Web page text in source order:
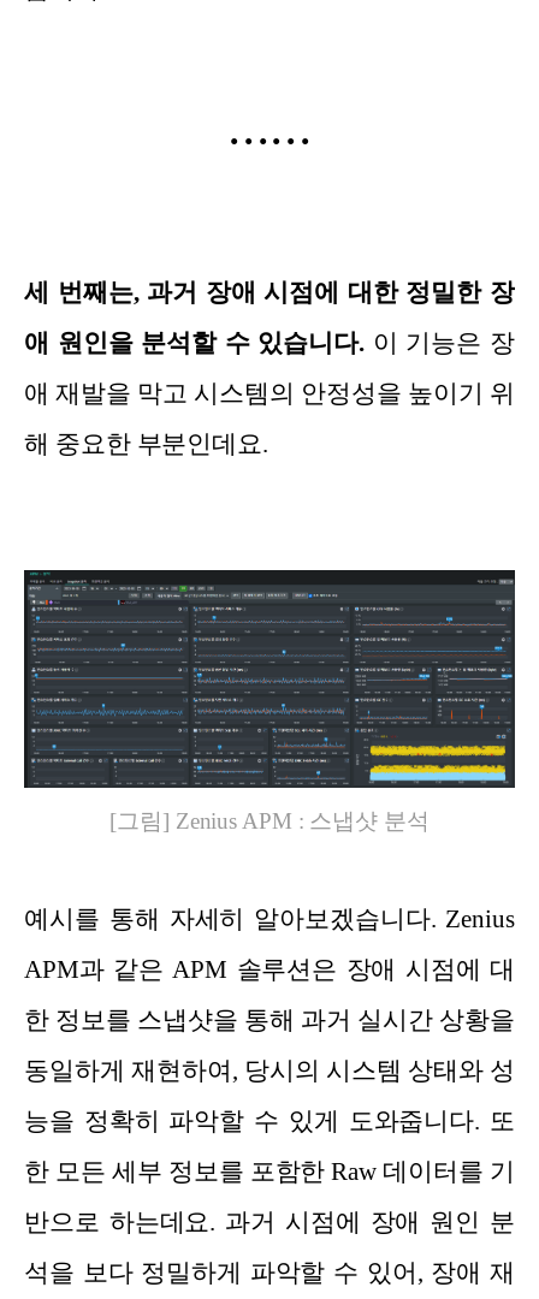
• • • • • •
세 번째는, 과거 장애 시점에 대한 정밀한 장
애 원인을 분석할 수 있습니다.이 기능은 장
애 재발을 막고 시스템의 안정성을 높이기 위
해 중요한 부분인데요.
[그림] Zenius APM : 스냅샷 분석
예시를 통해 자세히 알아보겠습니다. Zenius
APM과 같은 APM 솔루션은 장애 시점에 대
한 정보를 스냅샷을 통해 과거 실시간 상황을
동일하게 재현하여, 당시의 시스템 상태와 성
능을 정확히 파악할 수 있게 도와줍니다. 또
한 모든 세부 정보를 포함한 Raw 데이터를 기
반으로 하는데요. 과거 시점에 장애 원인 분
석을 보다 정밀하게 파악할 수 있어, 장애 재